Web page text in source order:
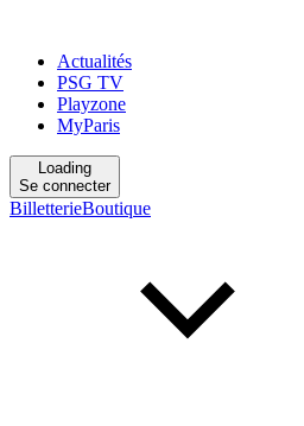
Actualités
PSG TV
Playzone
MyParis
Loading
Se connecter
BilletterieBoutique